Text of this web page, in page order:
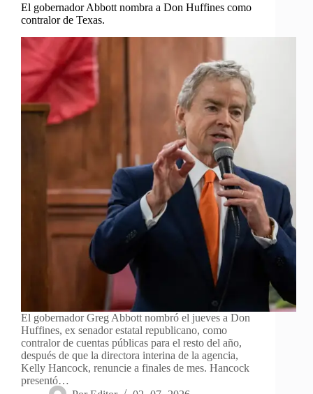
El gobernador Abbott nombra a Don Huffines como
contralor de Texas.
El gobernador Greg Abbott nombró el jueves a Don
Huffines, ex senador estatal republicano, como
contralor de cuentas públicas para el resto del año,
después de que la directora interina de la agencia,
Kelly Hancock, renuncie a finales de mes. Hancock
presentó…